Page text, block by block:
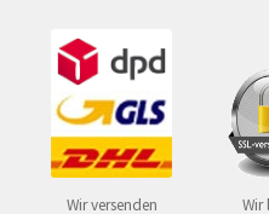
Wir versenden
Wir